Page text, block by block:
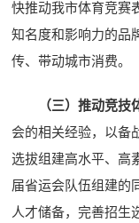
快推动我市体育竞赛
知名度和影响力的品
传、带动城市消费。
（三）推动竞技
会的相关经验，以备
选拔组建高水平、高
届省运会队伍组建的
人才储备，完善招生